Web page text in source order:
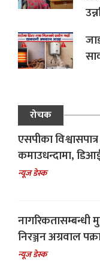
रोचक
एसपीका
कमाउधन्दामा,
न्यूज डेस्क
नागरिकतासम्बन्धी
निरञ्जन अग्रवाल
न्यूज डेस्क